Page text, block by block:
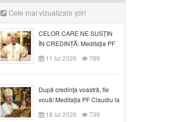
Cele mai vizualizate știri
CELOR CARE NE SUSȚIN
ÎN CREDINȚĂ: Meditația PF
Claudiu la Duminica a VI-a
după Rusalii
11 Iul 2026 789
După credinţa voastră, fie
vouă! Meditația PF Claudiu la
duminica a VII-a după Rusalii
18 Iul 2026 739